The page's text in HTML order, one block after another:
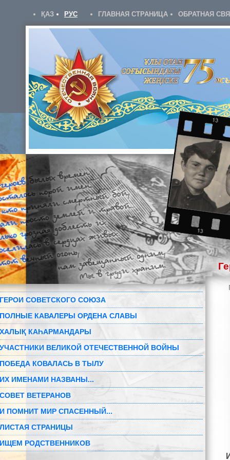
ҚАЗ РУС ГЛАВНАЯ СТРАНИЦА ОБРАТНАЯ
ГЕРОИ СОВЕТСКОГО СОЮЗА
ПОЛНЫЕ КАВАЛЕРЫ ОРДЕНА СЛАВЫ
ХАЛЫҚ КАҺАРМАНДАРЫ
УЧАСТНИКИ ВЕЛИКОЙ ОТЕЧЕСТВЕННОЙ ВОЙНЫ
ПОБЕДА КОВАЛАСЬ В ТЫЛУ
ИХ ИМЕНАМИ НАЗВАНЫ...
СОВЕТ ВЕТЕРАНОВ
И ПОМНИТ МИР СПАСЕННЫЙ...
ЛИСТАЯ СТРАНИЦЫ
ИЩЕМ РОДСТВЕННИКОВ